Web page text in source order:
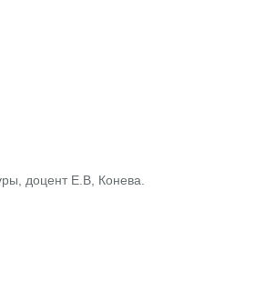
доцент Е.В, Конева.